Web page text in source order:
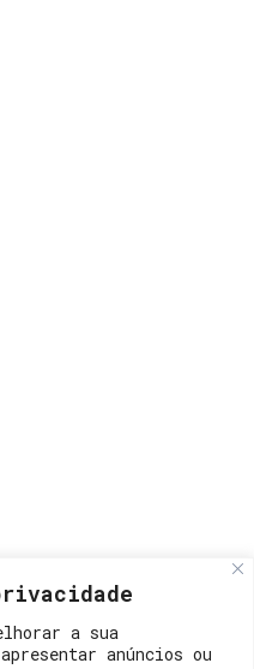
a sua
anúncios ou
um e-mail para
envie um e-mail para